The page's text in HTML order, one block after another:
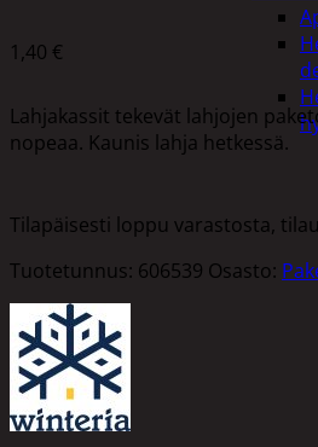
1,40 €
Lahjakassit tekevät lahjojen
nopeaa. Kaunis lahja hetkessä.
Tilapäisesti loppu varastosta,
Tuotetunnus: 606539 Osasto: